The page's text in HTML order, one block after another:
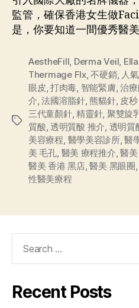
監管，確保香港女生做
是，你要知道一間優秀醫
AestheFill, Derma Veil,
Thermage Flx,不硬銷, 人
眼皮, 打肉毒, 智能緊膚,治
介,法國溶脂針, 熊貓針, 皮
三代童顏針,精靈針, 聚雙旋
質酸, 透明質酸 推介, 透明質
美容療程, 醫學美容診所,醫
美 毛孔, 醫美 療程推介,醫
醫美 香港 黑店,醫美 黑眼圈
性醫美療程
Recent Posts